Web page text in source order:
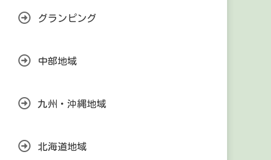
グランピング
中部地域
九州・沖縄地域
北海道地域